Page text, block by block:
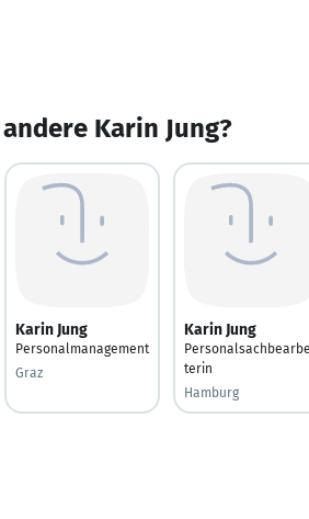
Karin Jung?
Karin Jung
Personalmanagement
Graz
Karin Jung
terin
Hamburg